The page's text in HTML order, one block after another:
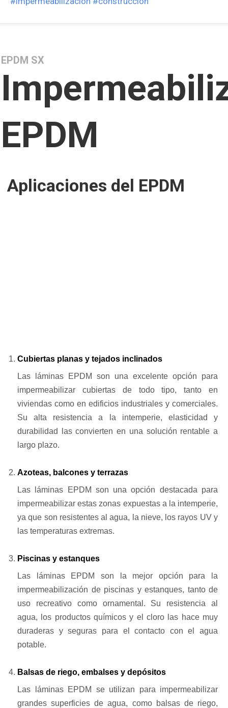
EPDM SX
EPDM
Aplicaciones del EPDM
Cubiertas planas y tejados inclinados
Las láminas EPDM son una excelente opción para
impermeabilizar cubiertas de todo tipo, tanto en
viviendas como en edificios industriales y comerciales.
Su alta resistencia a la intemperie, elasticidad y
durabilidad las convierten en una solución rentable a
largo plazo.
Azoteas, balcones y terrazas
Las láminas EPDM son una opción destacada para
impermeabilizar estas zonas expuestas a la intemperie,
ya que son resistentes al agua, la nieve, los rayos UV y
las temperaturas extremas.
Piscinas y estanques
Las láminas EPDM son la mejor opción para la
impermeabilización de piscinas y estanques, tanto de
uso recreativo como ornamental. Su resistencia al
agua, los productos químicos y el cloro las hace muy
duraderas y seguras para el contacto con el agua
potable.
Balsas de riego, embalses y depósitos
Las láminas EPDM se utilizan para impermeabilizar
grandes superficies de agua, como balsas de riego,